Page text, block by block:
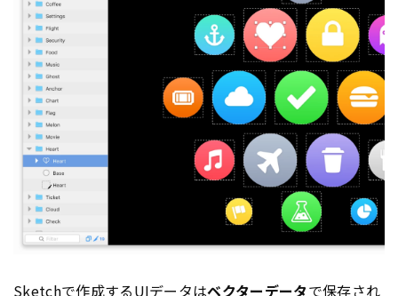
Sketchで作成するUIデータはベクターデータで保存され